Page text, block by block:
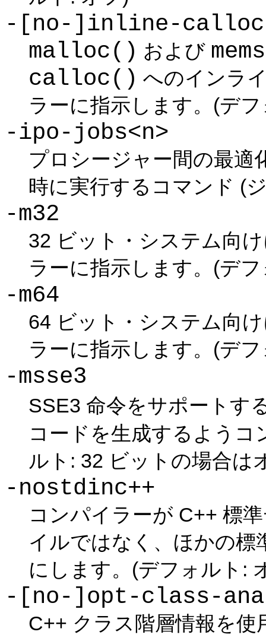
-[no-]inline-calloc
malloc() および
calloc() へのインラ
ラーに指示します。(デ
-ipo-jobs<n>
プロシージャー間の最適
時に実行するコマンド (
-m32
32 ビット・システム向
ラーに指示します。(デ
-m64
64 ビット・システム向
ラーに指示します。(デ
-msse3
SSE3 命令をサポートす
コードを生成するよう
ルト: 32 ビットの場合は
-nostdinc++
コンパイラーが C++ 標
イルではなく、ほかの
にします。(デフォルト:
-[no-]opt-class-
C++ クラス階層情報を